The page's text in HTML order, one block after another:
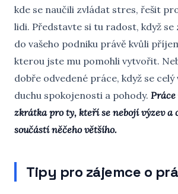
kde se naučili zvládat stres, řešit
lidi. Představte si tu radost, když se
do vašeho podniku právě kvůli
kterou jste mu pomohli vytvořit.
dobře odvedené práce, když se celý
duchu spokojenosti a pohody.
zkrátka pro ty, kteří se nebojí výzev a
součástí něčeho většího.
Tipy pro zájemce o